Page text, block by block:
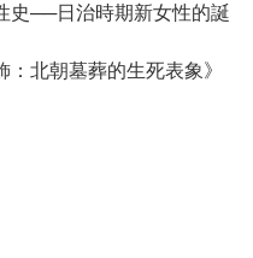
史──日治時期新女性的誕
：北朝墓葬的生死表象》